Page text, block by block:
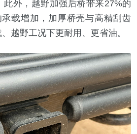
此外，越野加强后桥带来27%的
载增加，加厚桥壳与高精刮齿
越野工况下更耐用、更省油。